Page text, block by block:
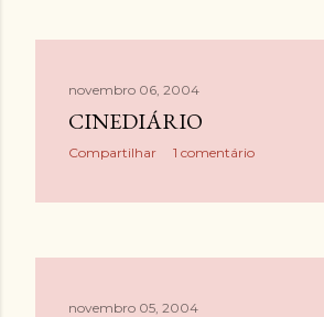
novembro 06, 2004
CINEDIÁRIO
Compartilhar 1 comentário
novembro 05, 2004